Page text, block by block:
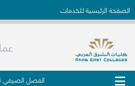
الصفحة الرئيسية للخدمات
الفصل الصيفي 1448